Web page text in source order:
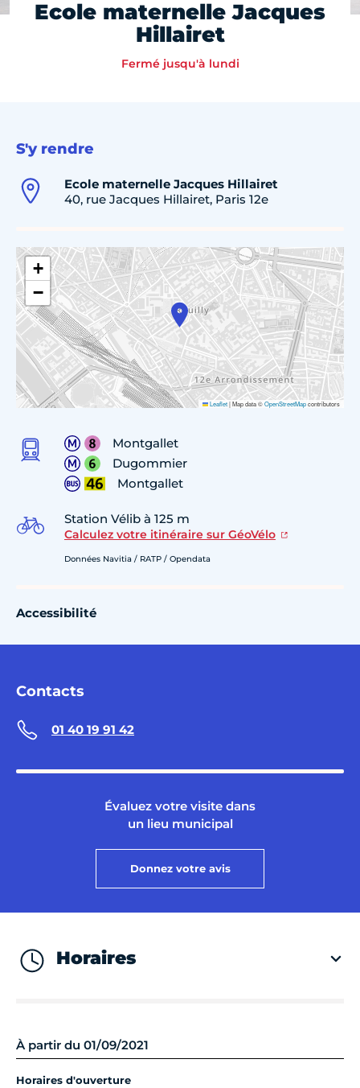
Ecole maternelle Jacques
Hillairet
Fermé jusqu'à lundi
S'y rendre
Ecole maternelle Jacques Hillairet
40, rue Jacques Hillairet, Paris 12e
+
−
Leaflet|Map data ©OpenStreetMapcontributors
Montgallet
Dugommier
Montgallet
Station Vélib à 125 m
Calculez votre itinéraire sur GéoVélo
Données Navitia / RATP / Opendata
Accessibilité
Contacts
01 40 19 91 42
Évaluez votre visite dans
un lieu municipal
Donnez votre avis
Horaires
À partir du 01/09/2021
Horaires d'ouverture